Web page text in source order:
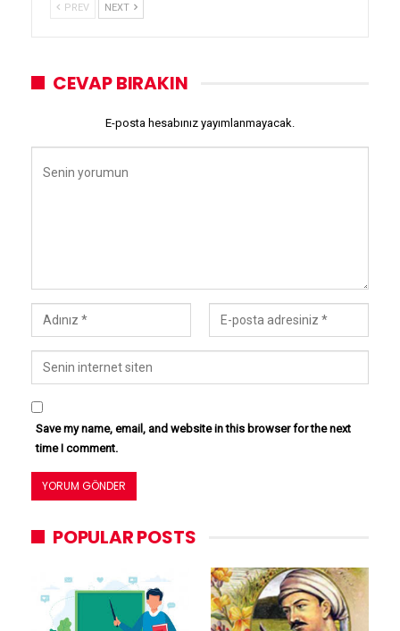
PREV NEXT
CEVAP BIRAKIN
E-posta hesabınız yayımlanmayacak.
Save my name, email, and website in this browser for the next
time I comment.
POPULAR POSTS